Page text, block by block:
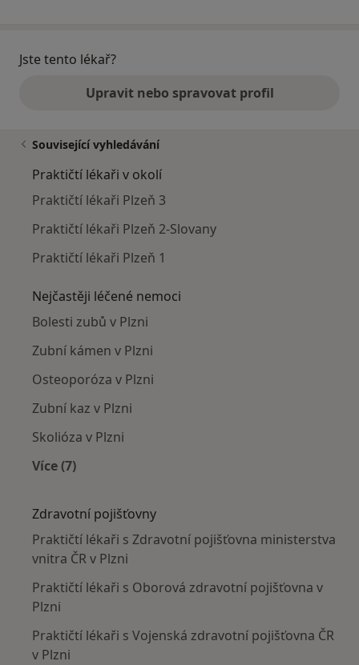
Jste tento lékař?
Upravit nebo spravovat profil
Související vyhledávání
Praktičtí lékaři v okolí
Praktičtí lékaři Plzeň 3
Praktičtí lékaři Plzeň 2-Slovany
Praktičtí lékaři Plzeň 1
Nejčastěji léčené nemoci
Bolesti zubů v Plzni
Zubní kámen v Plzni
Osteoporóza v Plzni
Zubní kaz v Plzni
Skolióza v Plzni
Více (7)
Zdravotní pojišťovny
Praktičtí lékaři s Zdravotní pojišťovna ministerstva
vnitra ČR v Plzni
Praktičtí lékaři s Oborová zdravotní pojišťovna v
Plzni
Praktičtí lékaři s Vojenská zdravotní pojišťovna ČR
v Plzni